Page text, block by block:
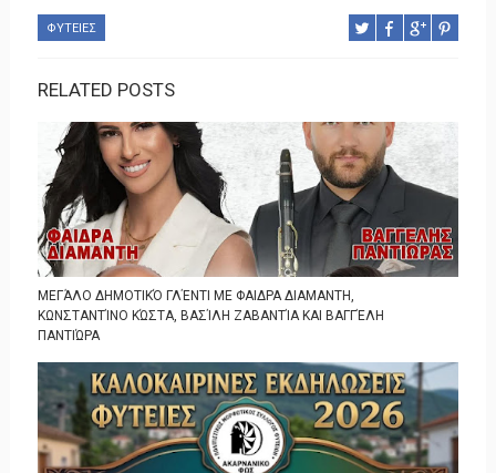
ΦΥΤΕΙΕΣ
RELATED POSTS
ΜΕΓΆΛΟ ΔΗΜΟΤΙΚΌ ΓΛΈΝΤΙ ΜΕ ΦΑΙΔΡΑ ΔΙΑΜΑΝΤΗ,
ΚΩΝΣΤΑΝΤΊΝΟ ΚΏΣΤΑ, ΒΑΣΊΛΗ ΖΑΒΑΝΤΊΑ ΚΑΙ ΒΑΓΓΈΛΗ
ΠΑΝΤΙΏΡΑ